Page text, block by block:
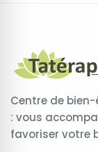
Centre de
: vous
favoriser votre